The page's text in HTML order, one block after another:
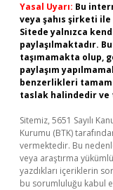
Yasal Uyarı: Bu
veya şahıs şirketi
Sitede yalnızca
paylaşılmaktadır.
taşımamakta olup,
paylaşım
benzerlikleri
taslak halindedir ve
Sitemiz, 5651 Sayılı
Kurumu (BTK)
vermektedir. Bu
veya araştırma
yazdıkları içeriklerin
bu sorumluluğu kabul